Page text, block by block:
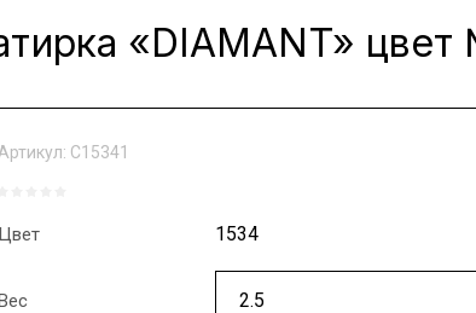
«DIAMANT»
Артикул: С15341
Цвет 1534